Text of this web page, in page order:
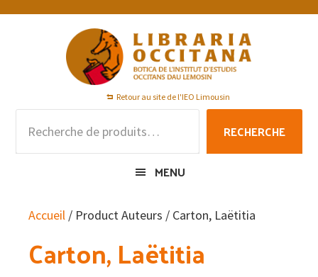
Passer
Passer
Passer
Retour au site de l'IEO Limousin
pour :
RECHERCHE
MENU
Accueil / Product Auteurs / Carton, Laëtitia
Carton, Laëtitia